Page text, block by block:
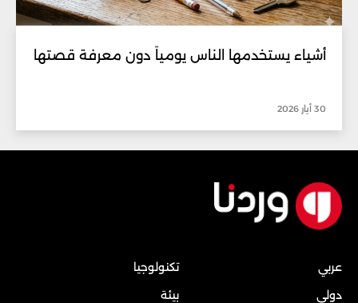
أشياء يستخدمها الناس يومياً دون معرفة قصتها
30 أيار 2026
عربي
دولي
تكنولوجيا
بيئة